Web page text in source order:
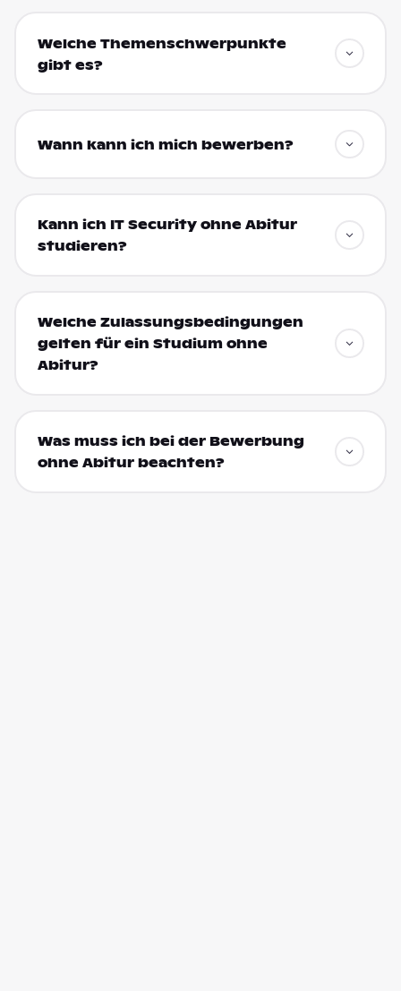
Welche Themenschwerpunkte
gibt es?
Wann kann ich mich bewerben?
Kann ich IT Security ohne Abitur
studieren?
Welche Zulassungsbedingungen
gelten für ein Studium ohne
Abitur?
Was muss ich bei der Bewerbung
ohne Abitur beachten?